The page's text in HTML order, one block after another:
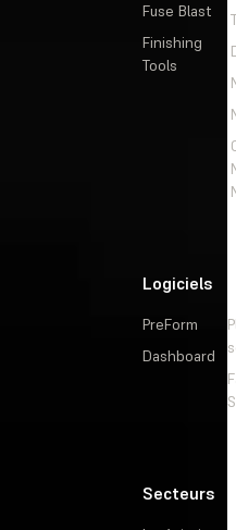
Fuse Blast
Finishing
Tools
Logiciels
PreForm
Dashboard
Secteurs